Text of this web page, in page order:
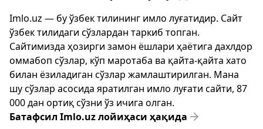
Imlo.uz — бу ўзбек тилининг имло луғатидир. Сайт
ўзбек тилидаги сўзлардан таркиб топган.
Сайтимизда ҳозирги замон ёшлари ҳаётига дахлдор
оммабоп сўзлар, кўп маротаба ва қайта-қайта хато
билан ёзиладиган сўзлар жамлаштирилган. Мана
шу сўзлар асосида яратилган имло луғати сайти, 87
000 дан ортиқ сўзни ўз ичига олган.
Батафсил Imlo.uz лойиҳаси ҳақида